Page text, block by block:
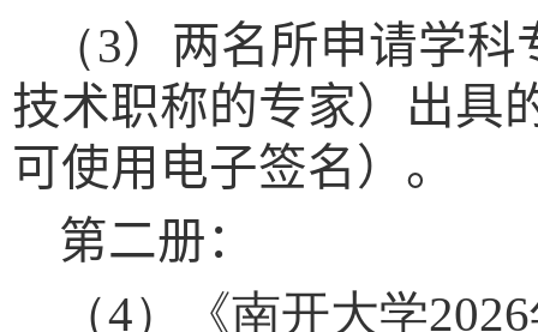
（3） 两名所申请学科
技术职称的专家）出具
可使用电子签名）。
第二册 ：
（4）《南开大学2026